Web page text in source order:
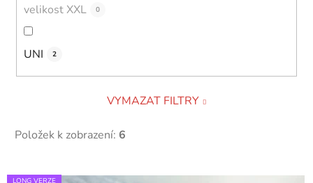
velikost XXL 0
UNI 2
VYMAZAT FILTRY
Položek k zobrazení: 6
VLONG VERZE